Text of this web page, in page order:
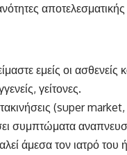
εμείς οι
γείτονες.
(super
συμπτώματα
άμεσα τον ιατρό του